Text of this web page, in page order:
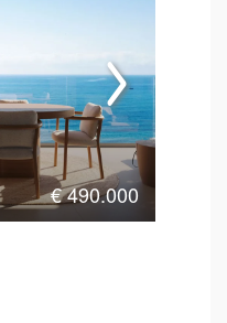
€490.000